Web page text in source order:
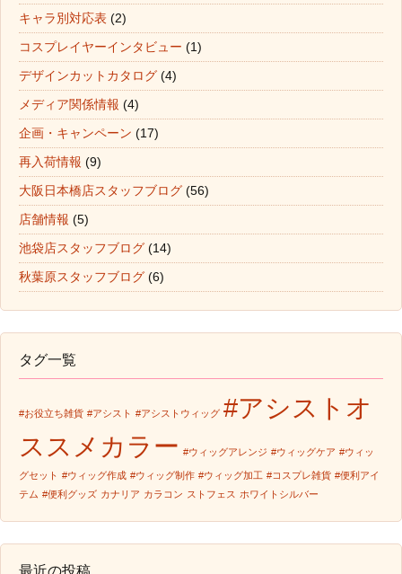
キャラ別対応表 (2)
コスプレイヤーインタビュー (1)
デザインカットカタログ (4)
メディア関係情報 (4)
企画・キャンペーン (17)
再入荷情報 (9)
大阪日本橋店スタッフブログ (56)
店舗情報 (5)
池袋店スタッフブログ (14)
秋葉原スタッフブログ (6)
タグ一覧
#お役立ち雑貨 #アシスト #アシストウィッグ #アシストオ
ススメカラー #ウィッグアレンジ #ウィッグケア #ウィッ
グセット #ウィッグ作成 #ウィッグ制作 #ウィッグ加工 #コスプレ雑貨 #便利アイ
テム #便利グッズ カナリア カラコン ストフェス ホワイトシルバー
最近の投稿